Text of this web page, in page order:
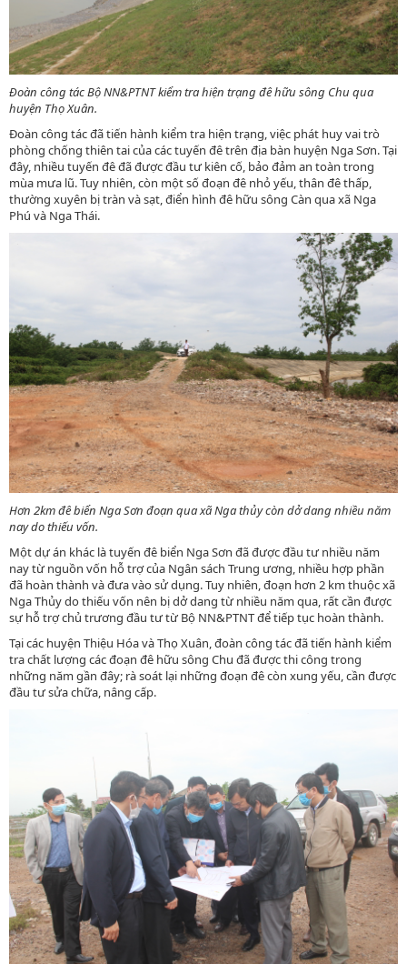
Đoàn công tác Bộ NN&PTNT kiểm tra hiện trạng đê hữu sông Chu qua
huyện Thọ Xuân.
Đoàn công tác đã tiến hành kiểm tra hiện trạng, việc phát huy vai trò
phòng chống thiên tai của các tuyến đê trên địa bàn huyện Nga Sơn. Tại
đây, nhiều tuyến đê đã được đầu tư kiên cố, bảo đảm an toàn trong
mùa mưa lũ. Tuy nhiên, còn một số đoạn đê nhỏ yếu, thân đê thấp,
thường xuyên bị tràn và sạt, điển hình đê hữu sông Càn qua xã Nga
Phú và Nga Thái.
Hơn 2km đê biển Nga Sơn đoạn qua xã Nga thủy còn dở dang nhiều năm
nay do thiếu vốn.
Một dự án khác là tuyến đê biển Nga Sơn đã được đầu tư nhiều năm
nay từ nguồn vốn hỗ trợ của Ngân sách Trung ương, nhiều hợp phần
đã hoàn thành và đưa vào sử dụng. Tuy nhiên, đoạn hơn 2 km thuộc xã
Nga Thủy do thiếu vốn nên bị dở dang từ nhiều năm qua, rất cần được
sự hỗ trợ chủ trương đầu tư từ Bộ NN&PTNT để tiếp tục hoàn thành.
Tại các huyện Thiệu Hóa và Thọ Xuân, đoàn công tác đã tiến hành kiểm
tra chất lượng các đoạn đê hữu sông Chu đã được thi công trong
những năm gần đây; rà soát lại những đoạn đê còn xung yếu, cần được
đầu tư sửa chữa, nâng cấp.